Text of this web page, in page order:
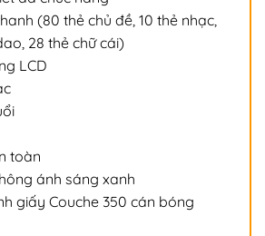
(80 thẻ chủ đề, 10 thẻ nhạc,
28 thẻ chữ cái)
LCD
toàn
ánh sáng xanh
giấy Couche 350 cán bóng